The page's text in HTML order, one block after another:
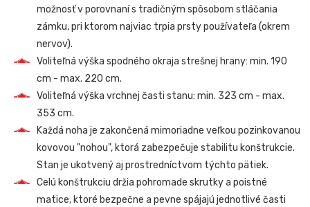
možnosť v porovnaní s tradičným spôsobom stláčania
zámku, pri ktorom najviac trpia prsty používateľa (okrem
nervov).
Voliteľná výška spodného okraja strešnej hrany: min. 190
cm - max. 220 cm.
Voliteľná výška vrchnej časti stanu: min. 323 cm - max.
353 cm.
Každá noha je zakončená mimoriadne veľkou pozinkovanou
kovovou "nohou", ktorá zabezpečuje stabilitu konštrukcie.
Stan je ukotvený aj prostredníctvom týchto pätiek.
Celú konštrukciu držia pohromade skrutky a poistné
matice, ktoré bezpečne a pevne spájajú jednotlivé časti